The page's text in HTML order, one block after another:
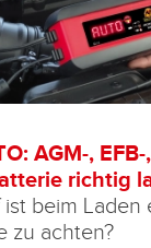
AGM-, EFB-
richtig
ist beim Laden
zu achten?